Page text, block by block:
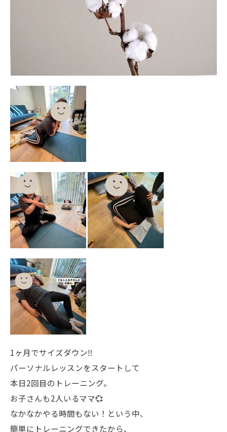
1ヶ月でサイズダウン‼️
パーソナルレッスンをスタートして
本日2回目のトレーニング。
お子さんも2人いるママ💞
なかなかやる時間もない！という中、
簡単にトレーニングできたから、